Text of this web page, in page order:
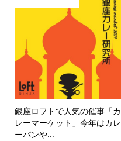
銀座ロフトで人気の催事「カ
レーマーケット」今年はカレ
ーパンや...